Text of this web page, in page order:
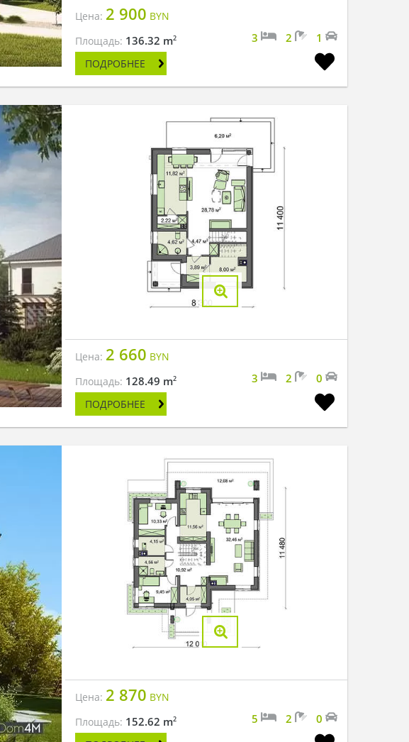
Цена: 2 900 BYN
Площадь: 136.32 m2 3 2 1
ПОДРОБНЕЕ
Цена: 2 660 BYN
Площадь: 128.49 m2 3 2 0
ПОДРОБНЕЕ
Цена: 2 870 BYN
Площадь: 152.62 m2 5 2 0